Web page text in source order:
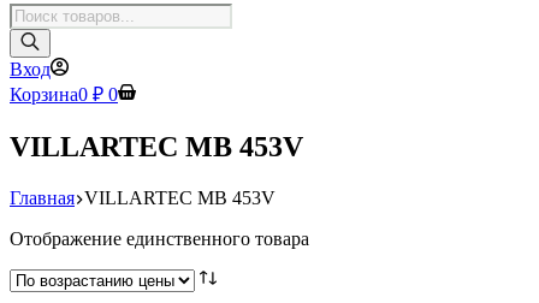
Поиск
товаров
Вход
Корзина0 ₽ 0
VILLARTEC MB 453V
Главная VILLARTEC MB 453V
Отображение единственного товара